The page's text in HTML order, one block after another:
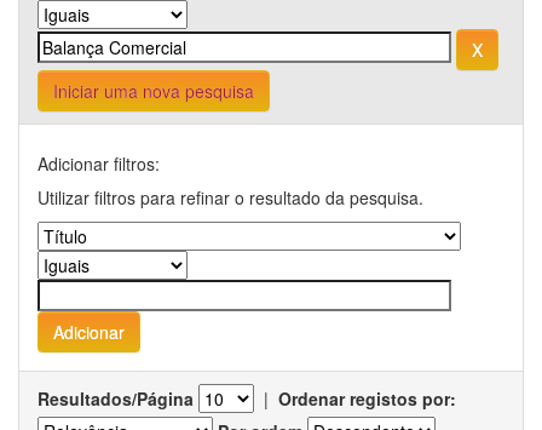
Iniciar uma nova pesquisa
Adicionar filtros:
Utilizar filtros para refinar o resultado da pesquisa.
Resultados/Página | Ordenar registos por: